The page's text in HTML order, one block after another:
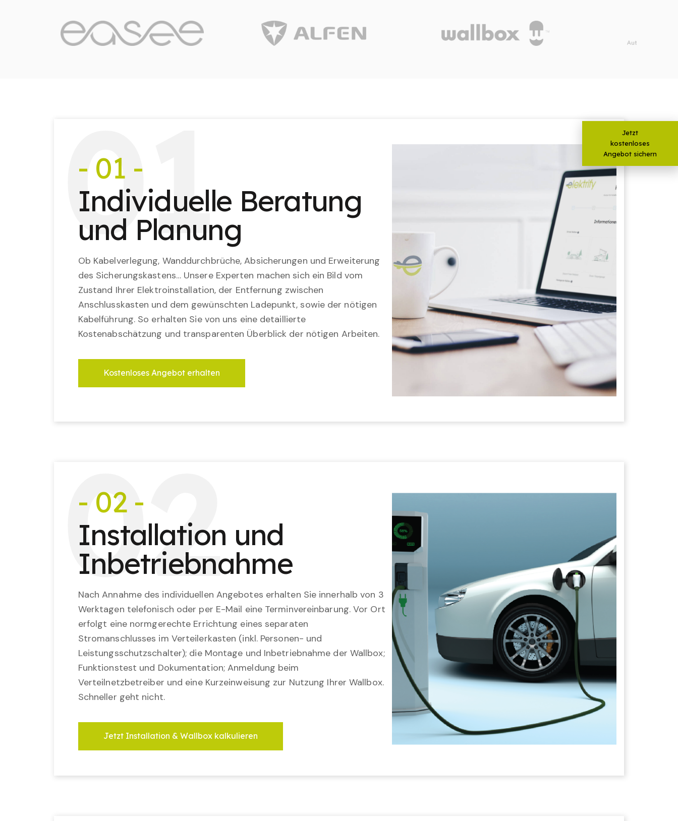
01
- 01 -
Individuelle Beratung
und Planung
Ob Kabelverlegung, Wanddurchbrüche, Absicherungen und Erweiterung
des Sicherungskastens… Unsere Experten machen sich ein Bild vom
Zustand Ihrer Elektroinstallation, der Entfernung zwischen
Anschlusskasten und dem gewünschten Ladepunkt, sowie der nötigen
Kabelführung. So erhalten Sie von uns eine detaillierte
Kostenabschätzung und transparenten Überblick der nötigen Arbeiten.
Kostenloses Angebot erhalten
02
- 02 -
Installation und
Inbetriebnahme
Nach Annahme des individuellen Angebotes erhalten Sie innerhalb von 3
Werktagen telefonisch oder per E-Mail eine Terminvereinbarung. Vor Ort
erfolgt eine normgerechte Errichtung eines separaten
Stromanschlusses im Verteilerkasten (inkl. Personen- und
Leistungsschutzschalter); die Montage und Inbetriebnahme der Wallbox;
Funktionstest und Dokumentation; Anmeldung beim
Verteilnetzbetreiber und eine Kurzeinweisung zur Nutzung Ihrer Wallbox.
Schneller geht nicht.
Jetzt Installation & Wallbox kalkulieren
Jetzt
kostenloses
Angebot sichern